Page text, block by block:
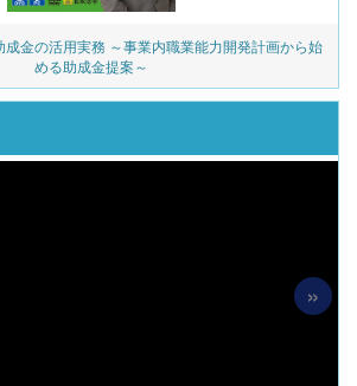
金の活用実務 ～事業内職業能力開発計画から始
める助成金提案～
»